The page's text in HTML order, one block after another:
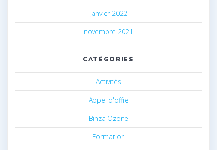
janvier 2022
novembre 2021
CATÉGORIES
Activités
Appel d'offre
Binza Ozone
Formation